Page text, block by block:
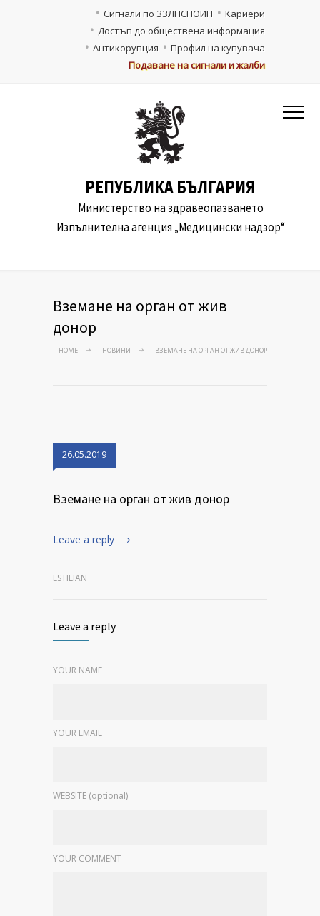
Кариери
Сигнали по ЗЗЛПСПОИН
Достъп до обществена информация
Профил на купувача
Антикорупция
Подаване на сигнали и жалби
РЕПУБЛИКА БЪЛГАРИЯ
Министерство на здравеопазването
Изпълнителна агенция „Медицински надзор“
Вземане на орган от жив
донор
HOME НОВИНИ ВЗЕМАНЕ НА ОРГАН ОТ ЖИВ ДОНОР
26.05.2019
Вземане на орган от жив донор
Leave a reply
ESTILIAN
Leave a reply
YOUR NAME
YOUR EMAIL
WEBSITE (optional)
YOUR COMMENT